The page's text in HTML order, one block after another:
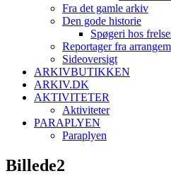
Fra det gamle arkiv
Den gode historie
Spøgeri hos
Reportager fra
Sideoversigt
ARKIVBUTIKKEN
ARKIV.DK
AKTIVITETER
Aktiviteter
PARAPLYEN
Paraplyen
Billede2